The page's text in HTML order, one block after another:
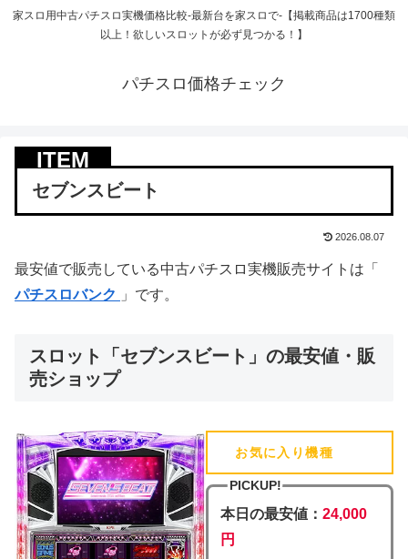
家スロ用中古パチスロ実機価格比較-最新台を家スロで-【掲載商品は1700種類
以上！欲しいスロットが必ず見つかる！】
パチスロ価格チェック
セブンスビート
2026.08.07
最安値で販売している中古パチスロ実機販売サイトは「
パチスロバンク
」です。
スロット「セブンスビート」の最安値・販
売ショップ
お気に入り機種
PICKUP!
本日の最安値：24,000
円